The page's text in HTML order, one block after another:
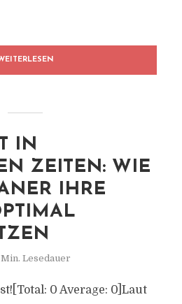
IN
ZEITEN: WIE
IHRE
Lesedauer
0 Average: 0]Laut